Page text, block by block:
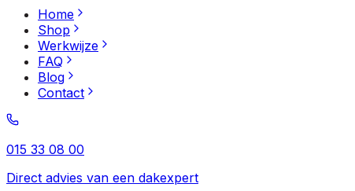
Home
Shop
Werkwijze
FAQ
Blog
Contact
015 33 08 00
Direct advies van een dakexpert